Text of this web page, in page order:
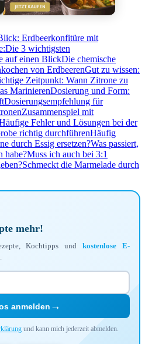
Erdbeerkonfitüre mit
Die 3 wichtigsten
auf einen BlickDie chemische
von ErdbeerenGut zu wissen:
Zeitpunkt: Wann Zitrone zu
MarinierenDosierung und Form:
Dosierungsempfehlung für
Zusammenspiel mit
Fehler und Lösungen bei der
richtig durchführenHäufig
durch Essig ersetzen?Was passiert,
habe?Muss ich auch bei 3:1
Schmeckt die Marmelade durch
mehr!
Kochtipps undkostenlose E-
anmelden →
und kann mich jederzeit abmelden.